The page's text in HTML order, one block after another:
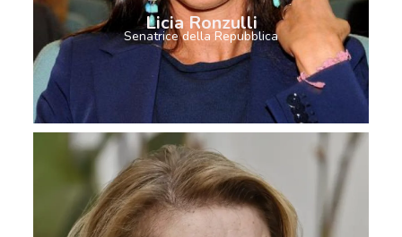
Licia Ronzulli
Senatrice della Repubblica